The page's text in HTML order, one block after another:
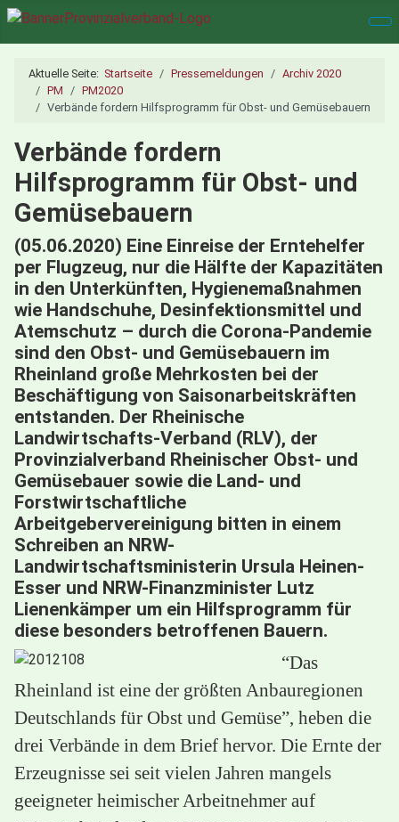
Aktuelle Seite: Startseite Pressemeldungen
Archiv 2020
PM
PM2020
Verbände fordern Hilfsprogramm für Obst- und Gemüsebauern
Verbände fordern
Hilfsprogramm für Obst- und
Gemüsebauern
(05.06.2020) Eine Einreise der Erntehelfer
per Flugzeug, nur die Hälfte der Kapazitäten
in den Unterkünften, Hygienemaßnahmen
wie Handschuhe, Desinfektionsmittel und
Atemschutz – durch die Corona-Pandemie
sind den Obst- und Gemüsebauern im
Rheinland große Mehrkosten bei der
Beschäftigung von Saisonarbeitskräften
entstanden. Der Rheinische
Landwirtschafts-Verband (RLV), der
Provinzialverband Rheinischer Obst- und
Gemüsebauer sowie die Land- und
Forstwirtschaftliche
Arbeitgebervereinigung bitten in einem
Schreiben an NRW-
Landwirtschaftsministerin Ursula Heinen-
Esser und NRW-Finanzminister Lutz
Lienenkämper um ein Hilfsprogramm für
diese besonders betroffenen Bauern.
“Das
Rheinland ist eine der größten Anbauregionen
Deutschlands für Obst und Gemüse”, heben die
drei Verbände in dem Brief hervor. Die Ernte der
Erzeugnisse sei seit vielen Jahren mangels
geeigneter heimischer Arbeitnehmer auf